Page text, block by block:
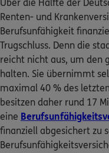
Über die Hälfte der
Renten- und
Berufsunfähigkeit
Trugschluss. Denn die
reicht nicht aus, um den
halten. Sie übernimmt
maximal 40 % des
besitzen daher rund 17
eine
finanziell abgesichert zu